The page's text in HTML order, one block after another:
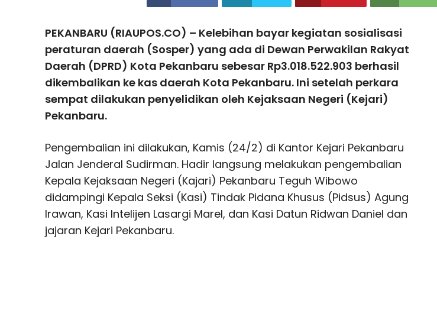
PEKANBARU (RIAUPOS.CO) – Kelebihan bayar kegiatan sosialisasi
peraturan daerah (Sosper) yang ada di Dewan Perwakilan Rakyat
Daerah (DPRD) Kota Pekanbaru sebesar Rp3.018.522.903 berhasil
dikembalikan ke kas daerah Kota Pekanbaru. Ini setelah perkara
sempat dilakukan penyelidikan oleh Kejaksaan Negeri (Kejari)
Pekanbaru.
Pengembalian ini dilakukan, Kamis (24/2) di Kantor Kejari Pekanbaru
Jalan Jenderal Sudirman. Hadir lang­­sung melakukan pengembalian
Kepala Kejaksaan Negeri (Kajari) Pekanbaru Teguh Wibowo
didampingi Kepala Seksi (Kasi) Tindak Pidana Khusus (Pidsus) Agung
Irawan, Kasi Intelijen Lasargi Marel, dan Kasi Datun Ridwan Daniel dan
jajaran Kejari Pekanbaru.